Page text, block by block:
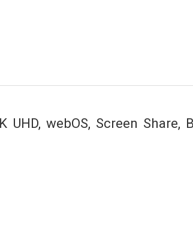
webOS, Screen Share,